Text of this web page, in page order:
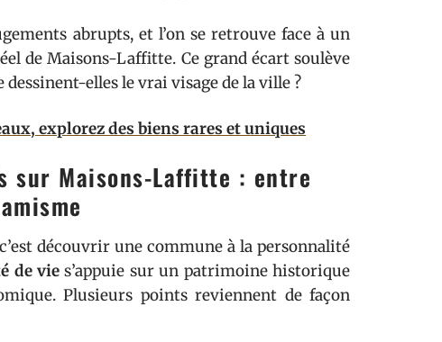
abrupts, et l’on se retrouve face à un
de Maisons-Laffitte. Ce grand écart soulève
elles le vrai visage de la ville ?
explorez des biens rares et uniques
sur Maisons-Laffitte : entre
découvrir une commune à la personnalité
de vie s’appuie sur un patrimoine historique
Plusieurs points reviennent de façon